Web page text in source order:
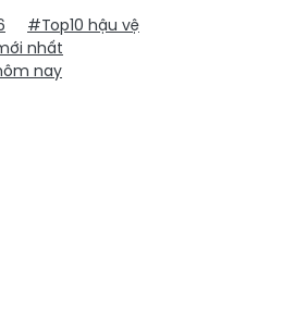
#Top10 hậu vệ
nhất
nay